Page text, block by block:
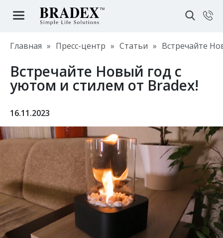
Главная » Пресс-центр » Статьи » Встречайте
Встречайте Новый год с
уютом и стилем от Bradex!
16.11.2023